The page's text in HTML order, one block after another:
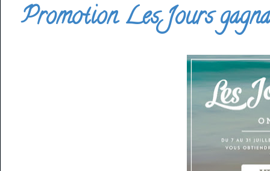
Promotion Les Jours